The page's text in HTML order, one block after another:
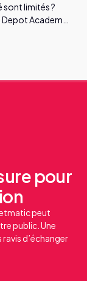
sont limités ?
Academy
jouer les
pour
peut
public. Une
d’échanger